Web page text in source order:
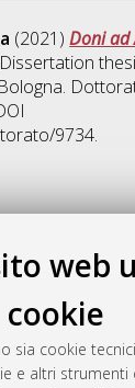
web
cookie
sia cookie
e altri strumenti
(2021)Doni ad
9734.
Amministrare e
e
,
8629.